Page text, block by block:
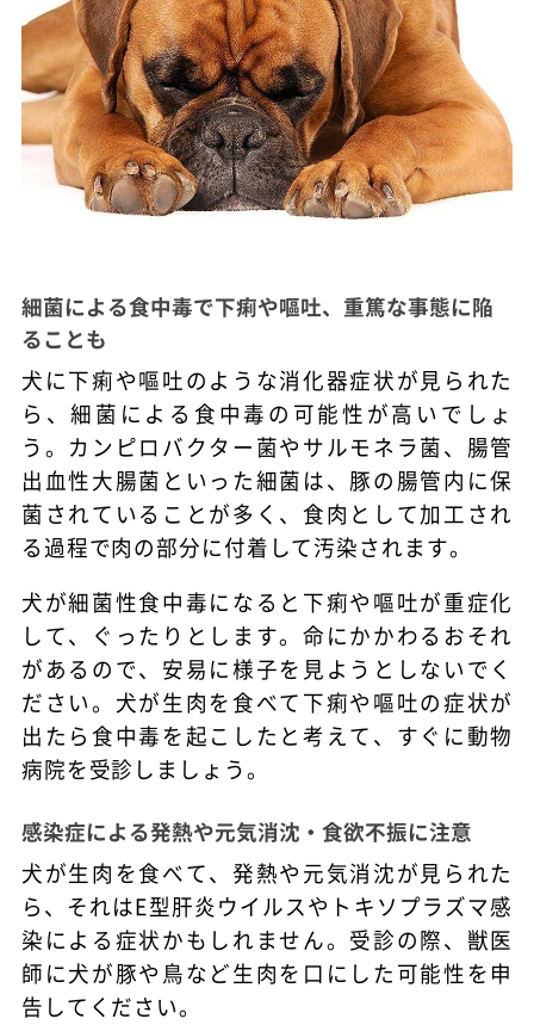
細菌による食中毒で下痢や嘔吐、重篤な事態に陥
ることも
犬に下痢や嘔吐のような消化器症状が見られた
ら、細菌による食中毒の可能性が高いでしょ
う。カンピロバクター菌やサルモネラ菌、腸管
出血性大腸菌といった細菌は、豚の腸管内に保
菌されていることが多く、食肉として加工され
る過程で肉の部分に付着して汚染されます。
犬が細菌性食中毒になると下痢や嘔吐が重症化
して、ぐったりとします。命にかかわるおそれ
があるので、安易に様子を見ようとしないでく
ださい。犬が生肉を食べて下痢や嘔吐の症状が
出たら食中毒を起こしたと考えて、すぐに動物
病院を受診しましょう。
感染症による発熱や元気消沈・食欲不振に注意
犬が生肉を食べて、発熱や元気消沈が見られた
ら、それはE型肝炎ウイルスやトキソプラズマ感
染による症状かもしれません。受診の際、獣医
師に犬が豚や鳥など生肉を口にした可能性を申
告してください。